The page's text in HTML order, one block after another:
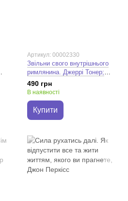
Артикул: 00002330
Звільни свого внутрішнього
римлянина. Джеррі Тонер;
Марк Сидоній Фалкс
490 грн
В наявності
Купити